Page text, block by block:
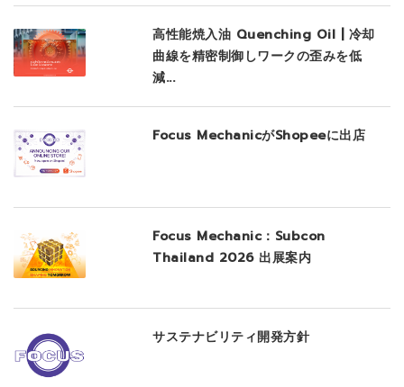
高性能焼入油 Quenching Oil | 冷却
曲線を精密制御しワークの歪みを低
減...
Focus MechanicがShopeeに出店
Focus Mechanic：Subcon
Thailand 2026 出展案内
サステナビリティ開発方針